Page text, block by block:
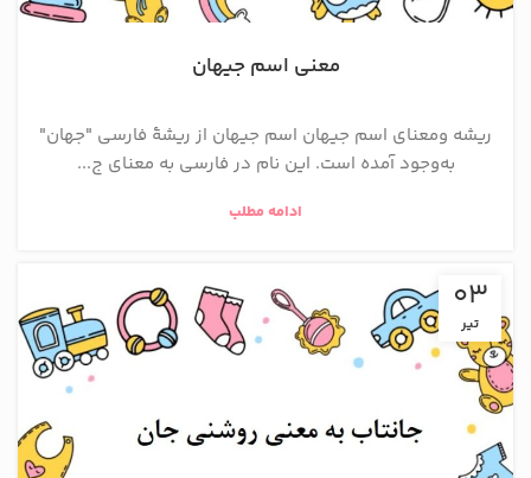
معنی اسم جیهان
ریشه ومعنای اسم جیهان اسم جیهان از ریشهٔ فارسی "جهان"
به‌وجود آمده است. این نام در فارسی به معنای ج...
ادامه مطلب
03
تیر